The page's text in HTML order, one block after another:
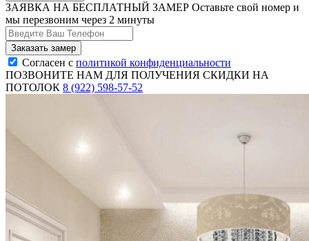
ЗАЯВКА НА БЕСПЛАТНЫЙ ЗАМЕР Оставьте свой номер и
мы перезвоним через 2 минуты
Согласен с политикой конфиденциальности
ПОЗВОНИТЕ НАМ ДЛЯ ПОЛУЧЕНИЯ СКИДКИ НА
ПОТОЛОК 8 (922) 598-57-52